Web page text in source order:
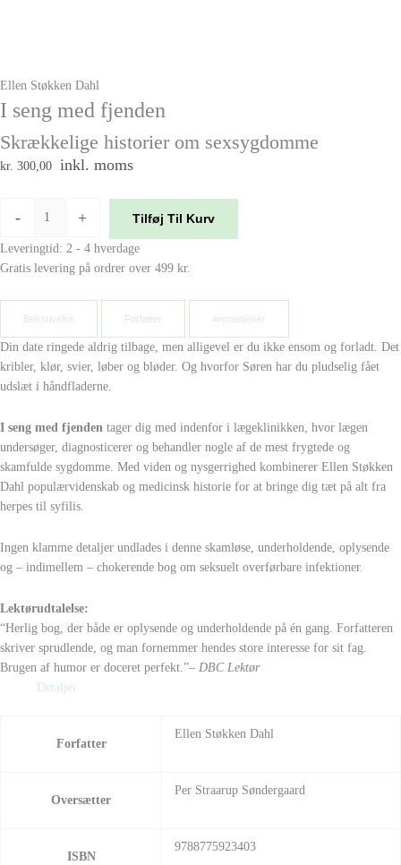
Ellen Støkken Dahl
I seng med fjenden
Skrækkelige historier om sexsygdomme
kr. 300,00 inkl. moms
- + Tilføj Til Kurv
Leveringtid: 2 - 4 hverdage
Gratis levering på ordrer over 499 kr.
Beksrivelse Forfatter Anmeldelser
Din date ringede aldrig tilbage, men alligevel er du ikke ensom og forladt. Det
kribler, klør, svier, løber og bløder. Og hvorfor Søren har du pludselig fået
udslæt i håndfladerne.
I seng med fjenden tager dig med indenfor i lægeklinikken, hvor lægen
undersøger, diagnosticerer og behandler nogle af de mest frygtede og
skamfulde sygdomme. Med viden og nysgerrighed kombinerer Ellen Støkken
Dahl populærvidenskab og medicinsk historie for at bringe dig tæt på alt fra
herpes til syfilis.
Ingen klamme detaljer undlades i denne skamløse, underholdende, oplysende
og – indimellem – chokerende bog om seksuelt overførbare infektioner.
Lektørudtalelse:
“Herlig bog, der både er oplysende og underholdende på én gang. Forfatteren
skriver sprudlende, og man fornemmer hendes store interesse for sit fag.
Brugen af humor er doceret perfekt.”– DBC Lektør
Detaljer
Forfatter
Ellen Støkken Dahl
Oversætter
Per Straarup Søndergaard
ISBN
9788775923403